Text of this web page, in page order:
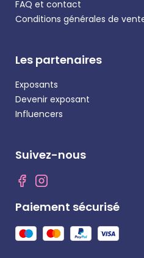
FAQ et contact
Conditions générales de
Les partenaires
Exposants
Devenir exposant
Influencers
Suivez-nous
Paiement sécurisé